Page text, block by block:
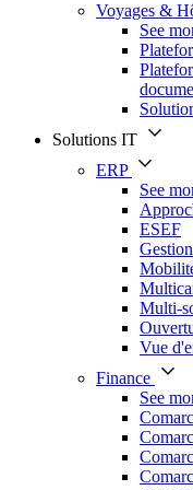
Voyages &
See
Solutions IT
ERP
See
ESEF
Multi-
Vue
Finance
See